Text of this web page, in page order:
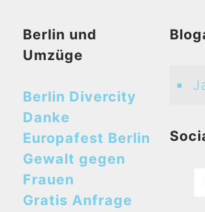
Berlin und
Umzüge
Berlin Divercity
Danke
Europafest Berlin
Gewalt gegen
Frauen
Gratis Anfrage